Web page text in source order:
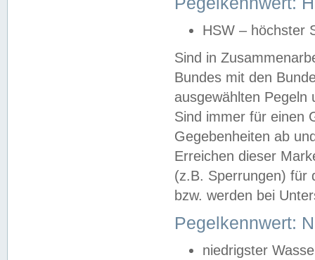
HSW – höchster
Sind in
Bundes mit den
ausgewählten
Sind immer für einen
Gegebenheiten ab
Erreichen dieser
(z.B. Sperrungen) für
bzw. werden bei
Pegelkennwert:
niedrigster